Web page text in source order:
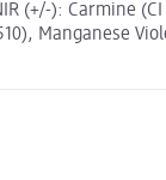
(+/-): Carmine
Manganese